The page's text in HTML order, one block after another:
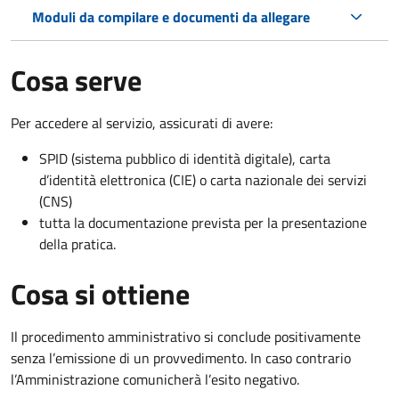
Moduli da compilare e documenti da allegare
Cosa serve
Per accedere al servizio, assicurati di avere:
SPID (sistema pubblico di identità digitale), carta
d’identità elettronica (CIE) o carta nazionale dei servizi
(CNS)
tutta la documentazione prevista per la presentazione
della pratica.
Cosa si ottiene
Il procedimento amministrativo si conclude positivamente
senza l’emissione di un provvedimento. In caso contrario
l’Amministrazione comunicherà l’esito negativo.